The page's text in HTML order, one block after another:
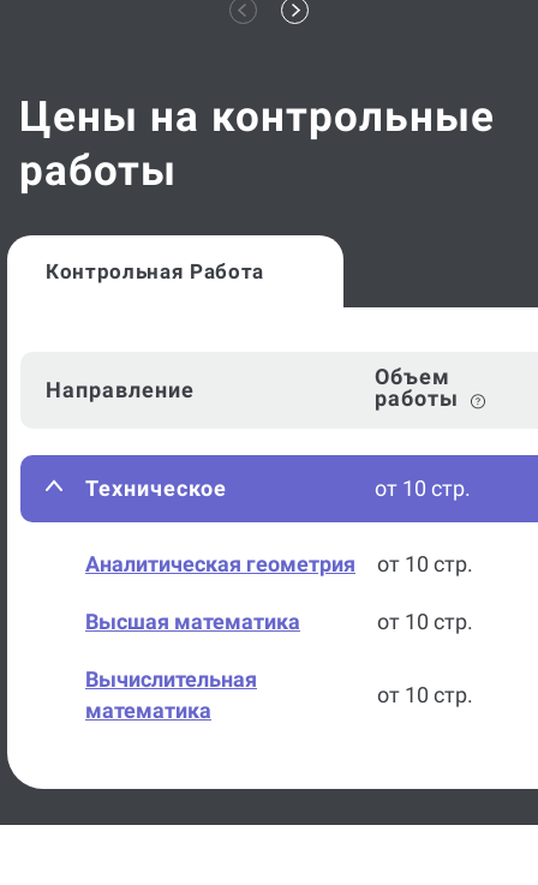
Цены на контрольные
работы
Контрольная Работа
Направление
Объем
работы
Техническое от 10 стр.
Аналитическая геометрия от 10 стр.
Высшая математика от 10 стр.
Вычислительная
математика
от 10 стр.
Дискретная математика от 10 стр.